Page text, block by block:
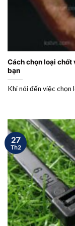
Cách chọn loại chốt
bạn
Khi nói đến việc
27
Th2